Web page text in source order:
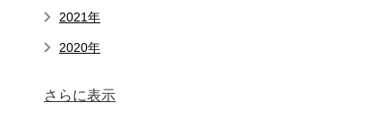
2021年
2020年
さらに表示